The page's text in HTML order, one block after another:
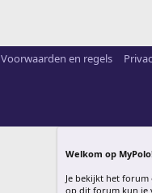
Voorwaarden en regels
Welkom op
Je bekijkt het
op dit forum kun je